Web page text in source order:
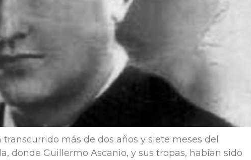
más de dos años y siete meses del
donde Guillermo Ascanio, y sus tropas, habían sido